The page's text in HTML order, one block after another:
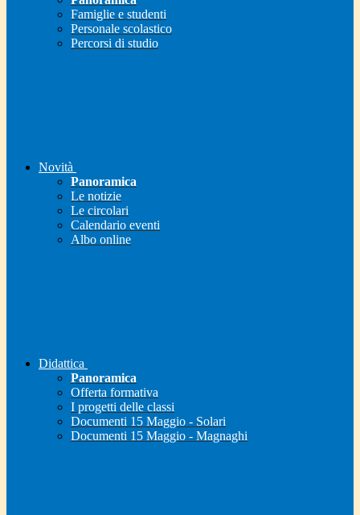
Famiglie e studenti
Personale scolastico
Percorsi di studio
Novità
Panoramica
Le notizie
Le circolari
Calendario eventi
Albo online
Didattica
Panoramica
Offerta formativa
I progetti delle classi
Documenti 15 Maggio - Solari
Documenti 15 Maggio - Magnaghi